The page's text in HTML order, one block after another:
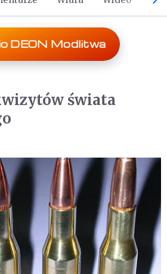
DEON Modlitwa
świata